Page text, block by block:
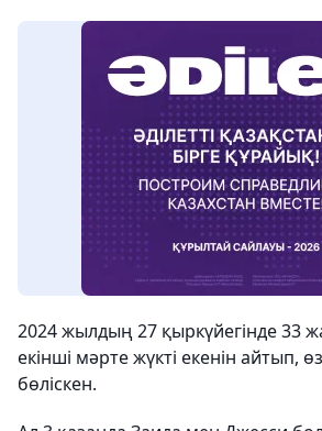
2024 жылдың 27 қыркүйегінде 33
екінші мәрте жүкті екенін айтып,
бөліскен.